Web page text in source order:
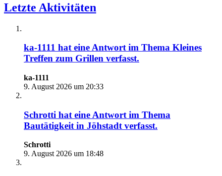
Letzte Aktivitäten
ka-1111 hat eine Antwort im Thema Kleines
Treffen zum Grillen verfasst.
ka-1111
9. August 2026 um 20:33
Schrotti hat eine Antwort im Thema
Bautätigkeit in Jöhstadt verfasst.
Schrotti
9. August 2026 um 18:48